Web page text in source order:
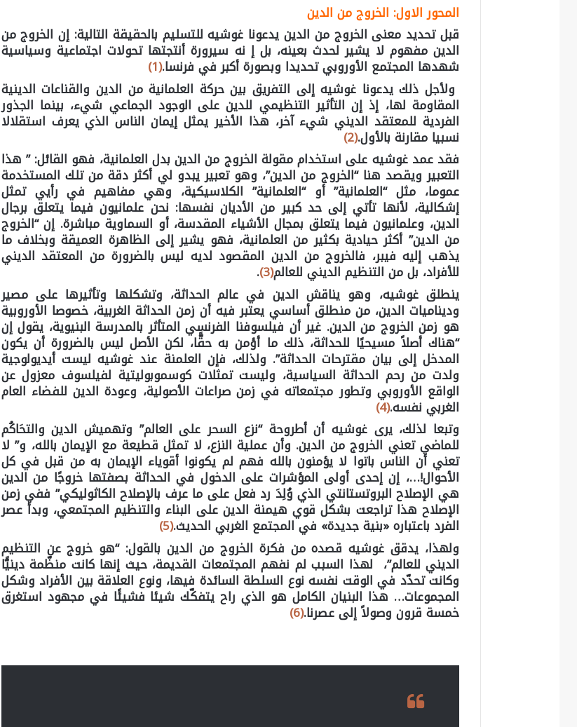
المحور الاول: الخروج من الدين
قبل تحديد معنى الخروج من الدين يدعونا غوشيه للتسليم بالحقيقة التالية: إن الخروج من
الدين مفهوم لا يشير لحدث بعينه، بل إ نه سيرورة أنتجتها تحولات اجتماعية وسياسية
شهدها المجتمع الأوروبي تحديدا وبصورة أكبر في فرنسا.(1)
ولأجل ذلك يدعونا غوشيه إلى التفريق بين حركة العلمانية من الدين والقناعات الدينية
المقاومة لها، إذ إن التأثير التنظيمي للدين على الوجود الجماعي شيء، بينما الجذور
الفردية للمعتقد الديني شيء آخر، هذا الأخير يمثل إيمان الناس الذي يعرف استقلالا
نسبيا مقارنة بالأول.(2)
فقد عمد غوشيه على استخدام مقولة الخروج من الدين بدل العلمانية، فهو القائل: ” هذا
التعبير ويقصد هنا “الخروج من الدين”، وهو تعبير يبدو لي أكثر دقة من تلك المستخدمة
عموما، مثل “العلمانية” أو “العلمانية” الكلاسيكية، وهي مفاهيم في رأيي تمثل
إشكالية، لأنها تأتي إلى حد كبير من الأديان نفسها: نحن علمانيون فيما يتعلق برجال
الدين، وعلمانيون فيما يتعلق بمجال الأشياء المقدسة، أو السماوية مباشرة. إن “الخروج
من الدين” أكثر حيادية بكثير من العلمانية، فهو يشير إلى الظاهرة العميقة وبخلاف ما
يذهب إليه فيبر، فالخروج من الدين المقصود لديه ليس بالضرورة من المعتقد الديني
للأفراد، بل من التنظيم الديني للعالم(3)
.
ينطلق غوشيه، وهو يناقش الدين في عالم الحداثة، وتشكلها وتأثيرها على مصير
وديناميات الدين، من منطلق أساسي يعتبر فيه أن زمن الحداثة الغربية، خصوصا الأوروبية
هو زمن الخروج من الدين. غير أن فيلسوفنا الفرنسي المتأثر بالمدرسة البنيوية، يقول إن
“هناك أصلاً مسيحيًا للحداثة، ذلك ما أؤمن به حقًّا، لكن الأصل ليس بالضرورة أن يكون
المدخل إلى بيان مقترحات الحداثة”. ولذلك، فإن العلمنة عند غوشيه ليست أيديولوجية
ولدت من رحم الحداثة السياسية، وليست تمثلات كوسموبوليتية لفيلسوف معزول عن
الواقع الأوروبي وتطور مجتمعاته في زمن صراعات الأصولية، وعودة الدين للفضاء العام
الغربي نفسه.(4)
وتبعا لذلك، يرى غوشيه أن أطروحة “نزع السحر على العالم” وتهميش الدين والتحَاكُم
للماضي تعني الخروج من الدين. وأن عملية النزع، لا تمثل قطيعة مع الإيمان بالله، و” لا
تعني أن الناس باتوا لا يؤمنون بالله فهم لم يكونوا أقوياء الإيمان به من قبل في كل
الأحوال!…، إن إحدى أولى المؤشرات على الدخول في الحداثة بصفتها خروجًا من الدين
هي الإصلاح البروتستانتي الذي وُلِدَ رد فعل على ما عرف بالإصلاح الكاثوليكي” ففي زمن
الإصلاح هذا تراجعت بشكل قوي هيمنة الدين على البناء والتنظيم المجتمعي، وبدأ عصر
الفرد باعتباره «بنية جديدة» في المجتمع الغربي الحديث.(5)
ولهذا، يدقق غوشيه قصده من فكرة الخروج من الدين بالقول: “هو خروج عن التنظيم
الديني للعالم”، لهذا السبب لم نفهم المجتمعات القديمة، حيث إنها كانت منظّمة دينيًّا
وكانت تحدّد في الوقت نفسه نوع السلطة السائدة فيها، ونوع العلاقة بين الأفراد وشكل
المجموعات… هذا البنيان الكامل هو الذي راح يتفكّك شيئا فشيئًا في مجهود استغرق
خمسة قرون وصولاً إلى عصرنا.(6)